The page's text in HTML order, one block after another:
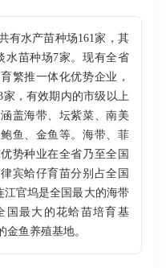
有水产苗种场161家，其
水苗种场7家。现有全省
繁推一体化优势企业，
家，有效期内的市级以上
盖海带、坛紫菜、南美
鱼、金鱼等。海带、菲
势种业在全省乃至全国
宾蛤仔育苗分别占全国
江官坞是全国最大的海带
国最大的花蛤苗培育基
金鱼养殖基地。